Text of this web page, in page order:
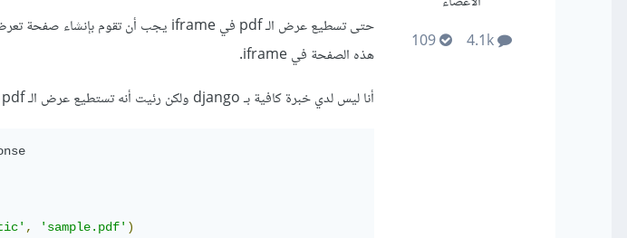
4.1k
109
هذه الصفحة في iframe.
أنا ليس لدي خبرة كافية بـ django ولكن رئيت أنه تستطيع عرض الـ pdf بهذه الطريقة.
, 'sample.pdf' )